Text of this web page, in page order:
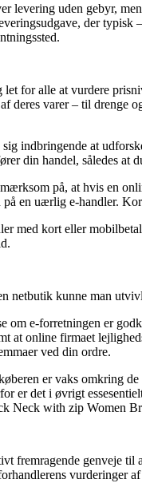
levering uden gebyr,
der
for alle at vurdere
deres varer – til drenge
indbringende at
din handel, således at
på, at hvis en
en uærlig e-handler.
med kort eller
netbutik kunne man
om e-forretningen er
at online firmaet
ved din ordre.
er vaks omkring
er det i øvrigt
Neck with zip Women
fremragende genveje til